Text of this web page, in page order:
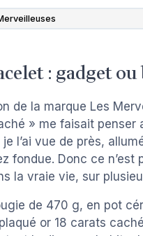
: gadget ou
de la marque Les
» me faisait penser
l’ai vue de près,
fondue. Donc ce n’est
la vraie vie, sur
de 470 g, en pot
or 18 carats